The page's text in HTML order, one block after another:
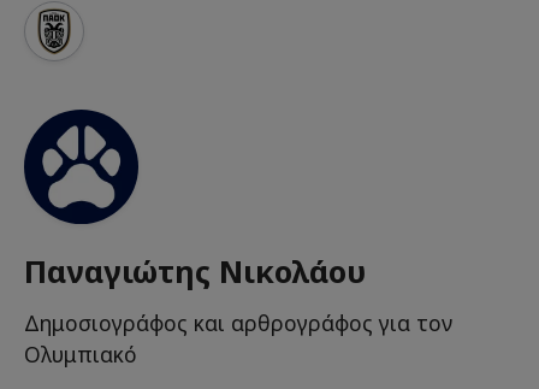
Παναγιώτης Νικολάου
Δημοσιογράφος και αρθρογράφος για τον
Ολυμπιακό